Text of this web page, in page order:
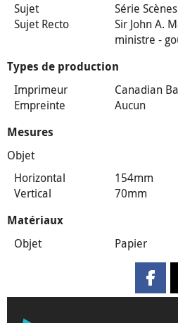
Sujet
Série
Sujet Recto
Sir John A.
ministre -
Types de production
Imprimeur
Canadian
Empreinte
Aucun
Mesures
Objet
Horizontal
154mm
Vertical
70mm
Matériaux
Objet Papier